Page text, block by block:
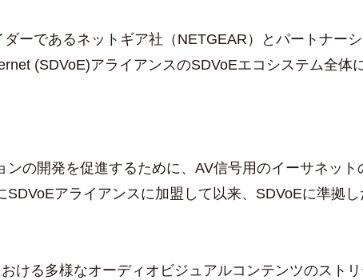
であるネットギア社（NETGEAR）とパートナーシ
(SDVoE)アライアンスのSDVoEエコシステム全体
の開発を促進するために、AV信号用のイーサネッ
アライアンスに加盟して以来、SDVoEに準拠
る多様なオーディオビジュアルコンテンツのスト